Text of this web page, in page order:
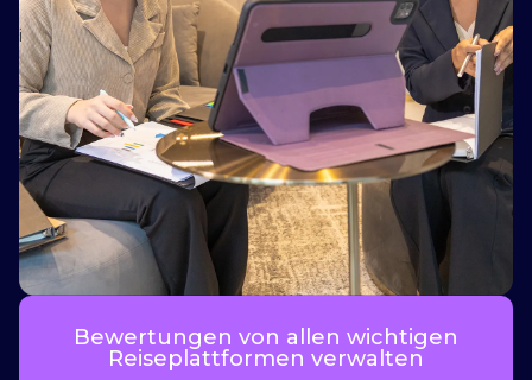
i
Bewertungen von allen wichtigen
Reiseplattformen verwalten